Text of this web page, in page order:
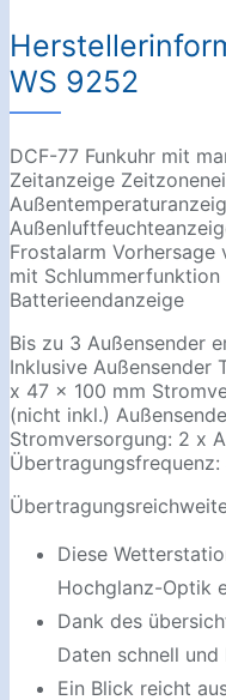
WS 9252
DCF-77 Funkuhr mit
Zeitanzeige
Frostalarm Vorhersage
mit
Batterieendanzeige
Bis zu 3 Außensender
Inklusive Außensender
x 47 x 100 mm
(nicht inkl.)
Stromversorgung: 2 x
Diese
Hochglanz-Optik
Dank des
Daten schnell und
Ein Blick reicht